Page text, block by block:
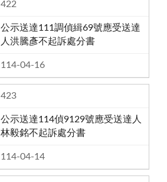
422
公示送達111調偵緝69號應受送達
人洪騰彥不起訴處分書
114-04-16
423
公示送達114偵9129號應受送達人
林毅銘不起訴處分書
114-04-14